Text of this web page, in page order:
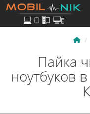
Пайка
ноутбуков